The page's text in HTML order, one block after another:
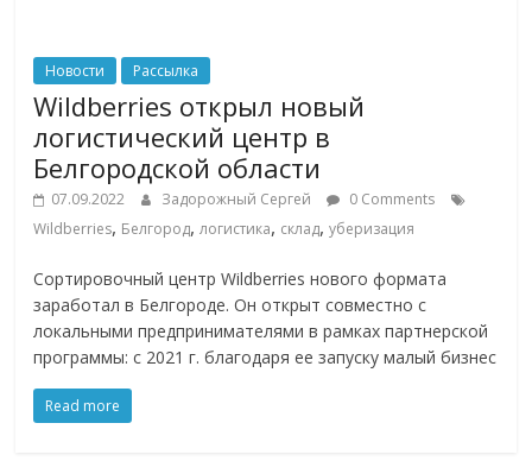
изменения
читателем.
Новости Рассылка
Wildberries открыл новый
логистический центр в
Белгородской области
07.09.2022 Задорожный Сергей
0 Comments
Wildberries, Белгород,логистика, склад,уберизация
Сортировочный центр Wildberries нового формата
заработал в Белгороде. Он открыт совместно с
локальными предпринимателями в рамках партнерской
программы: с 2021 г. благодаря ее запуску малый бизнес
Read more